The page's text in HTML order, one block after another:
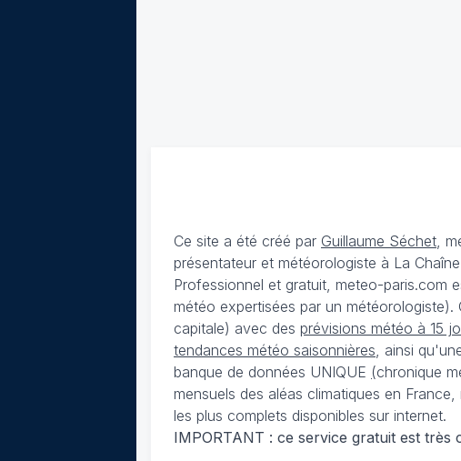
Ce site a été créé par Guillaume Séchet ,
présentateur et météorologiste à La
Professionnel et gratuit, meteo-paris.com
météo expertisées par un
capitale) avec des prévisions météo à 15
tendances météo saisonnières , ainsi
banque de données UNIQUE (chronique
mensuels des aléas climatiques en
les plus complets disponibles sur internet.
IMPORTANT : ce service gratuit est très